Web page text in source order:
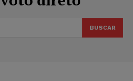
BUSCAR